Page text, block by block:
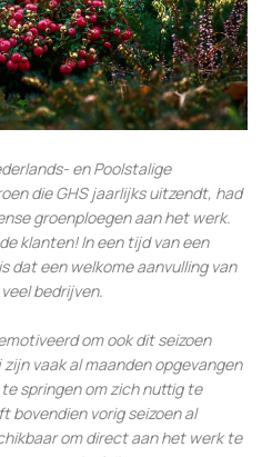
en Poolstalige
die GHS jaarlijks uitzendt, had
groenploegen aan het werk.
klanten! In een tijd van een
dat een welkome aanvulling van
bedrijven.
om ook dit seizoen
vaak al maanden opgevangen
springen om zich nuttig te
bovendien vorig seizoen al
om direct aan het werk te